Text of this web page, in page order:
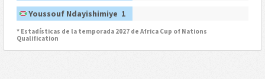
Youssouf Ndayishimiye 1
* Estadísticas de la temporada 2027 de Africa Cup of Nations
Qualification